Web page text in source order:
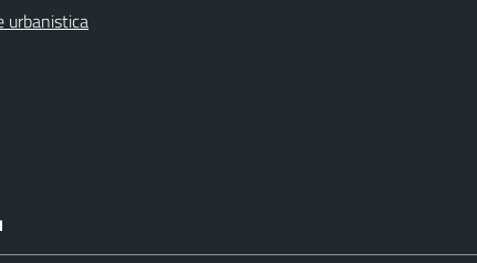
urbanistica